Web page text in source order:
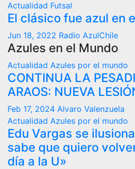
Actualidad Futsal
El clásico fue azul en
Jun 18, 2022 Radio AzulChile
Azules en el Mundo
Actualidad Azules por el mundo
CONTINUA LA
ARAOS: NUEVA
Feb 17, 2024 Alvaro Valenzuela
Actualidad Azules por el mundo
Edu Vargas se
sabe que quiero
día a la U»